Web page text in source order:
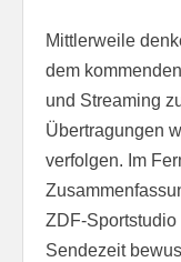
Mittlerweile
dem
und Streaming
Übertragungen
verfolgen. Im
ZDF-Sportstudio
Sendezeit